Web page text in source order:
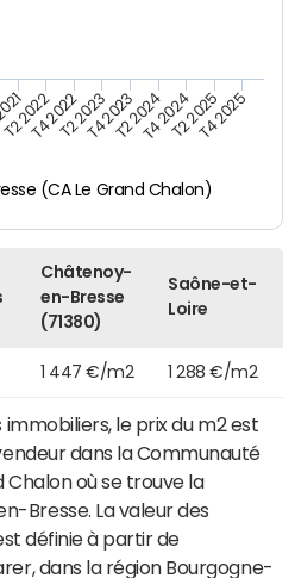
(CA Le Grand Chalon)
T2 2022T4 2022T2 2023T4 2023T2 2024T4 2024T2 2025T4 2025
Châtenoy-
en-Bresse
(71380)
Saône-et-
Loire
1 447 €/m2 1 288 €/m2
le prix du m2 est
dans la Communauté
où se trouve la
Bresse. La valeur des
définie à partir de
dans la région Bourgogne-